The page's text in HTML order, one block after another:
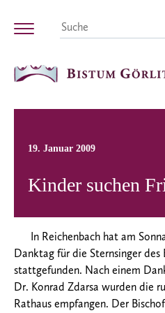
19. Januar 2009
Kinder suchen
In Reichenbach hat am
Danktag für die Sternsinger
stattgefunden. Nach einem
Dr. Konrad Zdarsa wurden die
Rathaus empfangen. Der